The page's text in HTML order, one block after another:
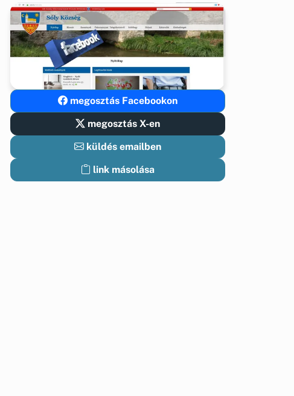
megosztás Facebookon
megosztás X-en
küldés emailben
link másolása